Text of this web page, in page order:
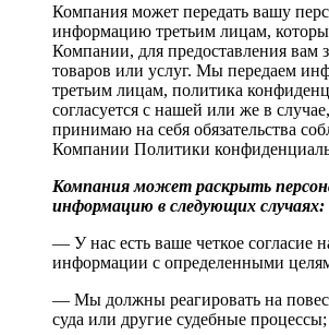
Компания может передать вашу
информацию третьим лицам,
Компании, для предоставления вам
товаров или услуг. Мы передаем
третьим лицам, политика
согласуется с нашей или же в
принимаю на себя обязательства
Компании Политики
Компания может раскрыть
информацию в следующих случаях:
— У нас есть ваше четкое согласие
информации с определенными
— Мы должны реагировать на
суда или другие судебные процессы;